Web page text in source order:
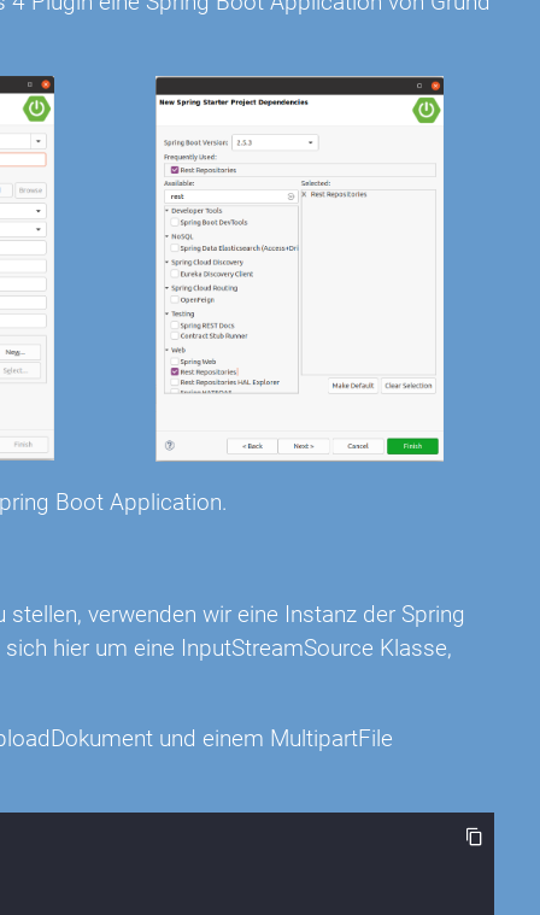
Boot Application.
verwenden wir eine Instanz der Spring
hier um eine InputStreamSource Klasse,
und einem MultipartFile